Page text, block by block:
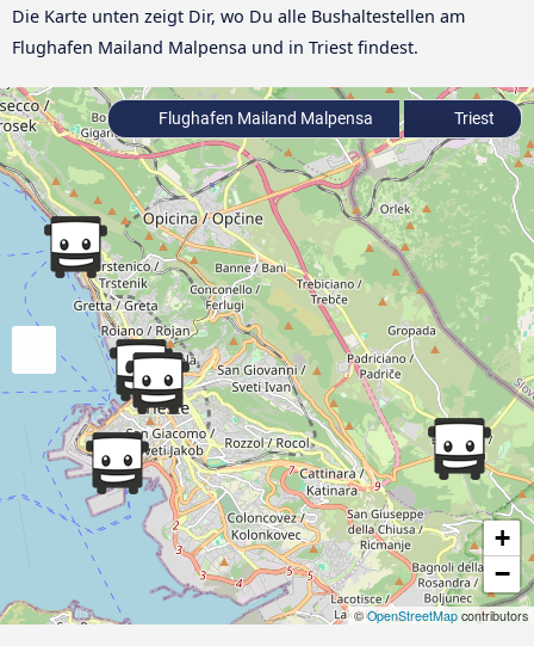
Die Karte unten zeigt Dir, wo Du alle Bushaltestellen am
Flughafen Mailand Malpensa und in Triest findest.
+
−
©OpenStreetMap contributors
Flughafen Mailand Malpensa Triest